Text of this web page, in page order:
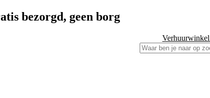
bezorgd, geen borg